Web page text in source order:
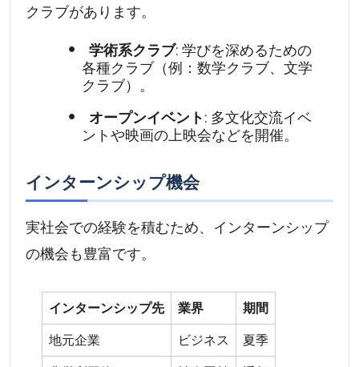
クラブがあります。
学術系クラブ: 学びを深めるための
各種クラブ（例：数学クラブ、文学
クラブ）。
オープンイベント : 多文化交流イベ
ントや映画の上映会などを開催。
インターンシップ機会
実社会での経験を積むため、インターンシップ
の機会も豊富です。
インターンシップ先 業界 期間
地元企業 ビジネス 夏季